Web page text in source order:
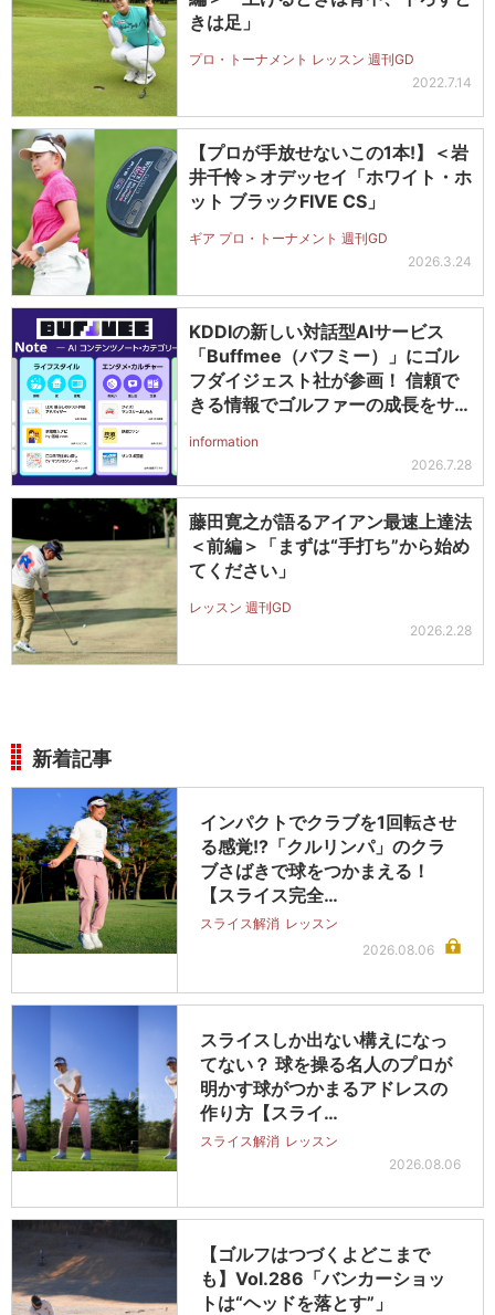
きは足」
プロ・トーナメント レッスン 週刊GD
2022.7.14
【プロが手放せないこの1本!】＜岩
井千怜＞オデッセイ「ホワイト・ホ
ット ブラックFIVE CS」
ギア プロ・トーナメント 週刊GD
2026.3.24
KDDIの新しい対話型AIサービス
「Buffmee（バフミー）」にゴル
フダイジェスト社が参画！ 信頼で
きる情報でゴルファーの成長をサポ
information
2026.7.28
藤田寛之が語るアイアン最速上達法
＜前編＞「まずは“手打ち”から始め
てください」
レッスン 週刊GD
2026.2.28
新着記事
インパクトでクラブを1回転させ
る感覚!?「クルリンパ」のクラ
ブさばきで球をつかまえる！
【スライス完全…
スライス解消 レッスン
2026.08.06
スライスしか出ない構えになっ
てない？ 球を操る名人のプロが
明かす球がつかまるアドレスの
作り方【スライ…
スライス解消 レッスン
2026.08.06
【ゴルフはつづくよどこまで
も】Vol.286「バンカーショッ
トは“ヘッドを落とす”」